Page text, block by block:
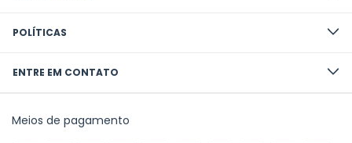
POLÍTICAS
ENTRE EM CONTATO
Meios de pagamento